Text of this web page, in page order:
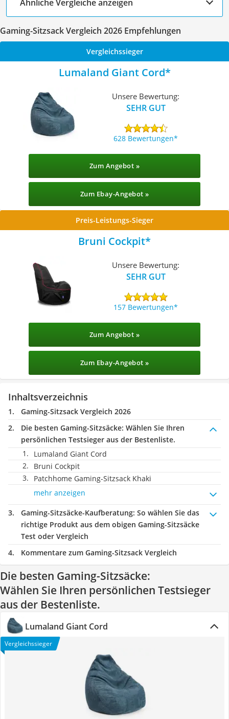
Ähnliche Vergleiche anzeigen
Gaming-Sitzsack Vergleich 2026 Empfehlungen
Vergleichssieger
Lumaland Giant Cord
Unsere Bewertung:
SEHR GUT
628 Bewertungen
Zum Angebot »
Zum Ebay-Angebot »
Preis-Leistungs-Sieger
Bruni Cockpit
Unsere Bewertung:
SEHR GUT
157 Bewertungen
Zum Angebot »
Zum Ebay-Angebot »
Inhaltsverzeichnis
Gaming-Sitzsack Vergleich 2026
Die besten Gaming-Sitzsäcke: Wählen Sie Ihren
persönlichen Testsieger aus der Bestenliste.
Lumaland Giant Cord
Bruni Cockpit
Patchhome Gaming-Sitzsack Khaki
mehr anzeigen
Gaming-Sitzsäcke-Kaufberatung: So wählen Sie das
richtige Produkt aus dem obigen Gaming-Sitzsäcke
Test oder Vergleich
Kommentare zum Gaming-Sitzsack Vergleich
Die besten Gaming-Sitzsäcke:
Wählen Sie Ihren persönlichen Testsieger
aus der Bestenliste.
Lumaland Giant Cord
Vergleichssieger